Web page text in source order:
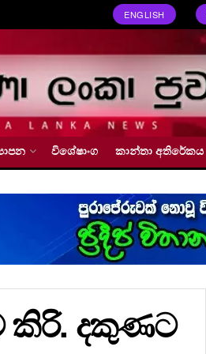
ENGLISH
විශේෂාංග කාන්තා අතිරේකය
කිරි. දකුණට